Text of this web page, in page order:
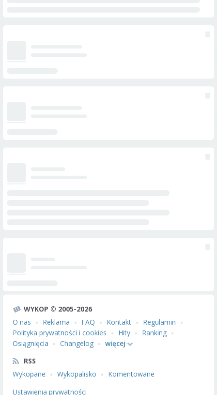
WYKOP © 2005-2026
O nas
Reklama FAQ Kontakt
Regulamin
Polityka prywatności i cookies
Hity
Ranking
Osiągnięcia
Changelog
więcej
RSS
Wykopane
Wykopalisko
Komentowane
Ustawienia prywatności